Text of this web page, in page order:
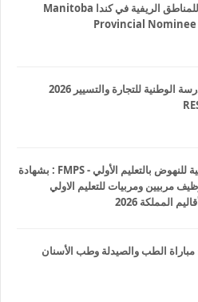
التسجيل للهجرة للمناطق الريفية في كندا Manitoba
Provincial Nominee
نتائج النهائية المدرسة الوطنية للتجارة والتسيير 2026
المؤسسة المغربية للنهوض بالتعليم الأولي - FMPS : بشهادة
مربيين ومربيات للتعليم الاولي
المملكة 2026
مباراة الطب والصيدلة وطب الأسنان